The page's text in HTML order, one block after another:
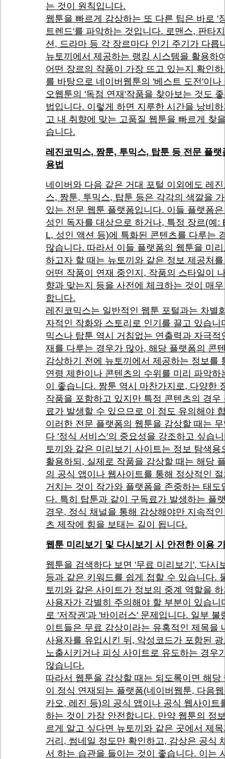
는 것이 원칙입니다.
웹툰을 빠르게 감상하는 또 다른 팁은 바로 '
트렌드'를 파악하는 것입니다. 로맨스, 판타
션, 드라마 등 각 장르마다 인기 주기가 다릅
뉴토끼에서 제공하는 랭킹 시스템을 활용하
어떤 장르의 작품이 가장 뜨고 있는지 확인
를 바탕으로 네이버웹툰의 '베스트 도전'이나
오웹툰의 '독점 연재'작품을 찾아보는 것도
법입니다. 이렇게 하면 지루한 시간을 낭비
고 내 취향에 맞는 고품질 웹툰을 빠르게 찾
습니다.
레진코믹스, 짬툰, 투믹스, 탑툰 등 전문 플랫
용법
네이버와 다음 같은 거대 포털 이외에도 레
스, 짬툰, 투믹스, 탑툰 등은 각각의 색깔을
있는 전문 웹툰 플랫폼입니다. 이들 플랫폼
성인 독자를 대상으로 하거나, 특정 장르(예:
L, 성인 액션 등)에 특화된 콘텐츠를 다루는
많습니다. 따라서 이들 플랫폼의 웹툰을 미
하고자 할 때는 뉴토끼와 같은 정보 제공처
어떤 작품이 연재 중인지, 작품의 스타일이
향과 맞는지 등을 사전에 체크하는 것이 매
합니다.
레진코믹스는 일반적인 웹툰 포털과는 차별
자적인 작화와 스토리로 인기를 끌고 있습니
믹스나 탑툰 역시 거침없는 연출력과 자극적
재를 다루는 경우가 많아, 해당 플랫폼의 콘
감상하기 전에 뉴토끼에서 제공하는 정보를
연령 제한이나 콘텐츠의 수위를 미리 파악하
이 좋습니다. 짬툰 역시 마찬가지로, 다양한
작품을 포함하고 있지만 특정 콘텐츠의 경우
료가 발생할 수 있으므로 이 점도 유의해야
이러한 전문 플랫폼의 웹툰을 감상할 때는
다 '정식 서비스'의 중요성을 강조하고 싶습
토끼와 같은 미리보기 사이트는 정보 탐색용
활용하되, 실제로 작품을 감상할 때는 해당
의 공식 앱이나 웹사이트를 통해 정상적인
거치는 것이 작가와 플랫폼을 존중하는 태도
다. 특히 탑툰과 같이 구독료가 발생하는 플
경우, 정식 채널을 통해 감상해야만 지속적
츠 제작에 힘을 보태는 길이 됩니다.
웹툰 미리보기 및 다시보기 시 안전한 이용
웹툰을 검색하다 보면 '무료 미리보기', '다시
등과 같은 키워드를 쉽게 접할 수 있습니다.
토끼와 같은 사이트가 정보의 중계 역할을
사용자가 각별히 주의해야 할 부분이 있습니
로 '저작권'과 '바이러스' 문제입니다. 일부 불
이트들은 무료 감상이라는 유혹적인 제목을
사용자를 유입시킨 뒤, 악성코드가 포함된
노출시키거나 피싱 사이트로 유도하는 경우
않습니다.
따라서 웹툰을 감상할 때는 되도록이면 해당
이 정식 연재되는 플랫폼(네이버웹툰, 다음
카오, 레진 등)의 공식 앱이나 공식 웹사이트
하는 것이 가장 안전합니다. 만약 웹툰의 정
르게 알고 싶다면 뉴토끼와 같은 곳에서 제
거리, 썸네일 정도만 확인하고, 감상은 공식
서 하는 습관을 들이는 것이 좋습니다. 이는